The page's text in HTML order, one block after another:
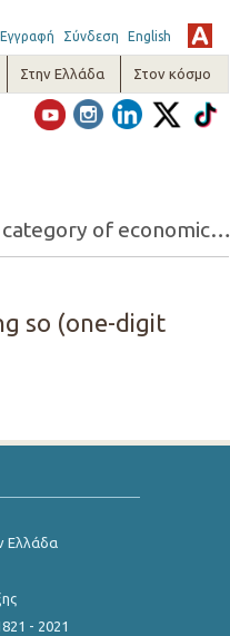
Εγγραφή Σύνδεση English
Στην Ελλάδα Στον κόσμο
17. Persons 15+ employed but looking for another job and reasons for doing so (one-digit category of economic activity of the present job, sex)
so (one-digit
Ελλάδα
- 2021